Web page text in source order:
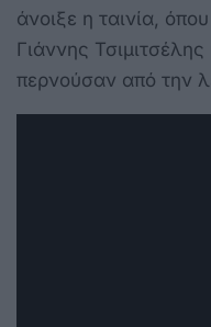
άνοιξε η ταινία,
Γιάννης
περνούσαν από την